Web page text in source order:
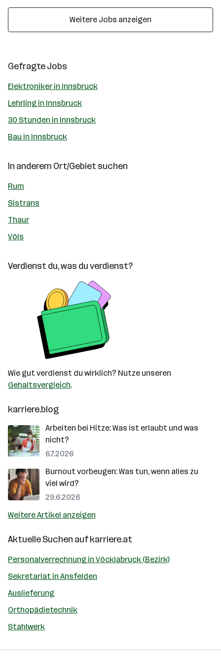
Weitere Jobs anzeigen
Gefragte Jobs
Elektroniker in Innsbruck
Lehrling in Innsbruck
30 Stunden in Innsbruck
Bau in Innsbruck
In anderem Ort/Gebiet suchen
Rum
Sistrans
Thaur
Völs
Verdienst du, was du verdienst?
Wie gut verdienst du wirklich? Nutze unseren
Gehaltsvergleich.
karriere.blog
Arbeiten bei Hitze: Was ist erlaubt und was
nicht?
6.7.2026
Burnout vorbeugen: Was tun, wenn alles zu
viel wird?
29.6.2026
Weitere Artikel anzeigen
Aktuelle Suchen aufkarriere.at
Personalverrechnung in Vöcklabruck (Bezirk)
Sekretariat in Ansfelden
Auslieferung
Orthopädietechnik
Stahlwerk